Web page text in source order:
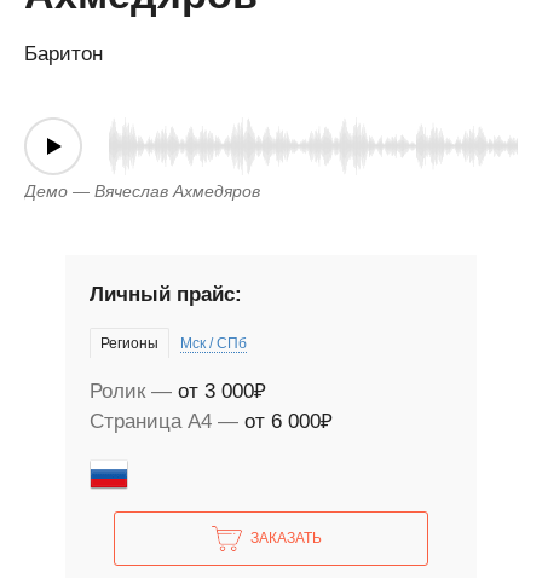
Баритон
Демо — Вячеслав Ахмедяров
Личный прайс:
Регионы Мск / СПб
Ролик
от 3 000₽
Страница А4
от 6 000₽
ЗАКАЗАТЬ